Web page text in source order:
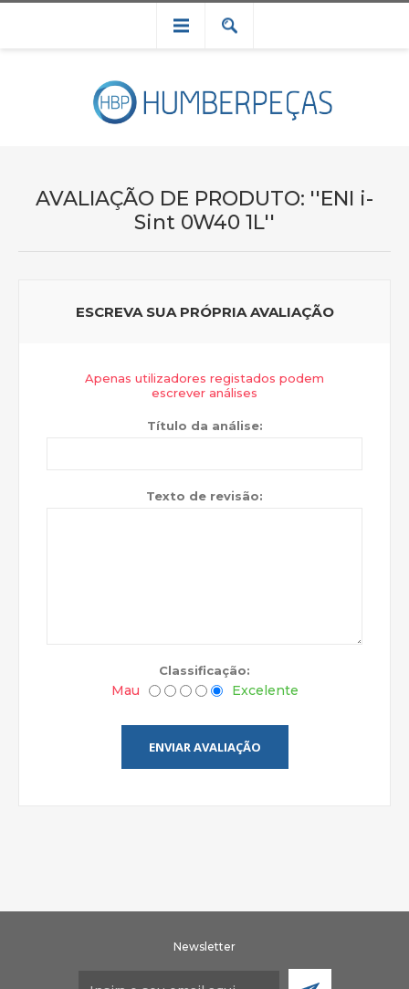
AVALIAÇÃO DE PRODUTO:
ENI i-
Sint 0W40 1L
ESCREVA SUA PRÓPRIA AVALIAÇÃO
Apenas utilizadores registados podem
escrever análises
Título da análise:
Texto de revisão:
Classificação:
Mau Excelente
ENVIAR AVALIAÇÃO
Newsletter